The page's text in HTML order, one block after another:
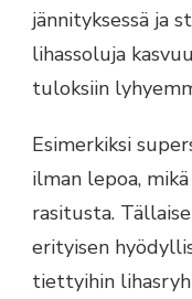
jännityksessä ja
lihassoluja
tuloksiin
Esimerkiksi
ilman lepoa,
rasitusta.
erityisen
tiettyihin